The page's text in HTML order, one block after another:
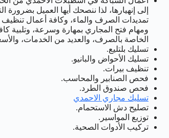
إلى إنهيارها، لذا ننصحك أيها العميل
تمديدات الصرف والماء، وكافة أعمال
ومهام فتح المجاري بمهارة وسرعة، وتلبية
الخاصة بالصرف، والعديد من الخدمات،
تسليك بلتليع.
تسليك الأحواض والبانيو.
تنظيف بيرات.
فحص الصنابير والمحاسب.
فحص صندوق الطرد.
تسليك مجاري الاحمدي
تصليح دش الاستحمام.
توزيع المواسير.
تركيب الأدوات الصحية.